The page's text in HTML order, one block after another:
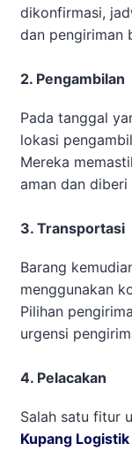
dikonfirmasi,
dan pengiriman
2. Pengambilan
Pada tanggal
lokasi
Mereka
aman dan
3. Transportasi
Barang
menggunakan
Pilihan
urgensi
4. Pelacakan
Salah satu fitur
Kupang